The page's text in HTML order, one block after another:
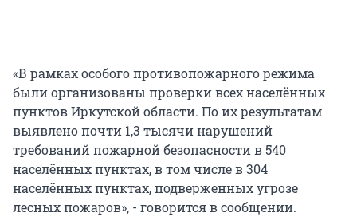
«В рамках особого противопожарного режима
были организованы проверки всех населённых
пунктов Иркутской области. По их результатам
выявлено почти 1,3 тысячи нарушений
требований пожарной безопасности в 540
населённых пунктах, в том числе в 304
населённых пунктах, подверженных угрозе
лесных пожаров», - говорится в сообщении.